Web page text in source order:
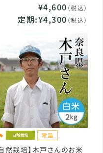
¥4,600 （税込）
定期:¥4,300 （税込）
然栽培】木戸さんのお米